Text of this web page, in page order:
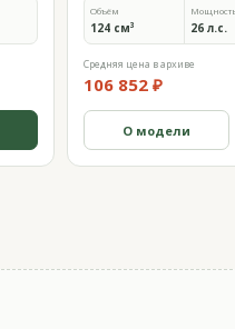
Объём
124 см³ 26 л.с.
Средняя цена в архиве
106 852 ₽
О модели